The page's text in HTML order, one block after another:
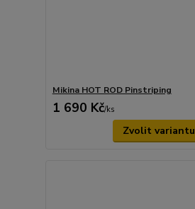
Mikina HOT ROD Pinstriping
1 690 Kč/ks
Zvolit variantu